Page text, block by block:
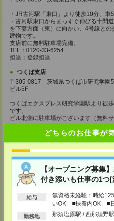
どちらのお仕事が
【オープニング募集
付き添いも仕事の1つ[
給与
無資格未経験：時給
いOK ■扶養内OK ■
勤務地 那須塩原駅 / 西那須野
・JR古河駅「東口」より徒歩10分、車5
・古河駅東口からまっすぐ伸びる十間
を下妻方面（東）に向かい、4号線と
建物です。
支店前に無料駐車場完備。
TEL：0120-33-6254
担当：登録担当
つくば支店
〒305-0817 茨城県つくば市研究学園
ビル5F
つくばエクスプレス研究学園駅より徒
です。
ビル北側に駐車場がございます（無料
TEL：0120-267073
担当：登録担当
〒310-0803 茨城県水戸市城南3-10-
水戸駅南口より徒歩15分。
ビル東側に無料駐車場あり。
TEL：0120-451093
担当：登録担当
〒370-0851 群馬県高崎市上中居町